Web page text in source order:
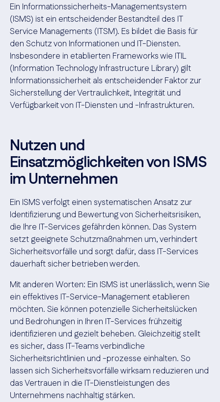
Ein Informationssicherheits-Managementsystem
(ISMS) ist ein entscheidender Bestandteil des IT
Service Managements (ITSM). Es bildet die Basis für
den Schutz von Informationen und IT-Diensten.
Insbesondere in etablierten Frameworks wie ITIL
(Information Technology Infrastructure Library) gilt
Informationssicherheit als entscheidender Faktor zur
Sicherstellung der Vertraulichkeit, Integrität und
Verfügbarkeit von IT-Diensten und -Infrastrukturen.
Nutzen und
Einsatzmöglichkeiten von ISMS
im Unternehmen
Ein ISMS verfolgt einen systematischen Ansatz zur
Identifizierung und Bewertung von Sicherheitsrisiken,
die Ihre IT-Services gefährden können. Das System
setzt geeignete Schutzmaßnahmen um, verhindert
Sicherheitsvorfälle und sorgt dafür, dass IT-Services
dauerhaft sicher betrieben werden.
Mit anderen Worten: Ein ISMS ist unerlässlich, wenn Sie
ein effektives IT-Service-Management etablieren
möchten. Sie können potenzielle Sicherheitslücken
und Bedrohungen in Ihren IT-Services frühzeitig
identifizieren und gezielt beheben. Gleichzeitig stellt
es sicher, dass IT-Teams verbindliche
Sicherheitsrichtlinien und -prozesse einhalten. So
lassen sich Sicherheitsvorfälle wirksam reduzieren und
das Vertrauen in die IT-Dienstleistungen des
Unternehmens nachhaltig stärken.